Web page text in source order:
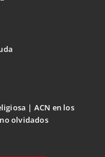
ACN en los
olvidados